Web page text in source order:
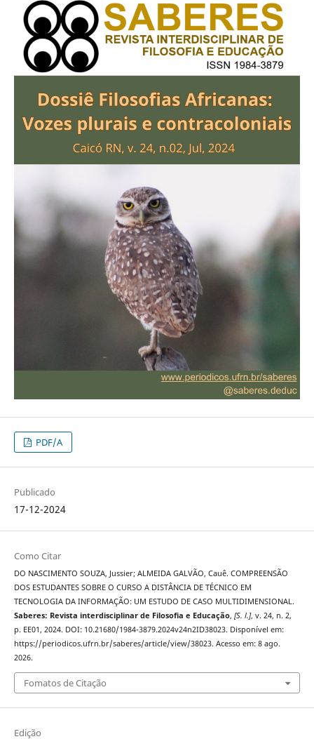
PDF/A
Publicado
17-12-2024
Como Citar
DO NASCIMENTO SOUZA, Jussier; ALMEIDA GALVÃO, Cauê. COMPREENSÃO
DOS ESTUDANTES SOBRE O CURSO A DISTÂNCIA DE TÉCNICO EM
TECNOLOGIA DA INFORMAÇÃO: UM ESTUDO DE CASO MULTIDIMENSIONAL.
Saberes: Revista interdisciplinar de Filosofia e Educação, [S. l.], v. 24, n. 2,
p. EE01, 2024. DOI: 10.21680/1984-3879.2024v24n2ID38023. Disponível em:
https://periodicos.ufrn.br/saberes/article/view/38023. Acesso em: 8 ago.
2026.
Fomatos de Citação
Edição